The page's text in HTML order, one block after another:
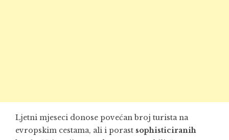
Ljetni mjeseci donose povećan broj turista na
evropskim cestama, ali i porast sophisticiranih